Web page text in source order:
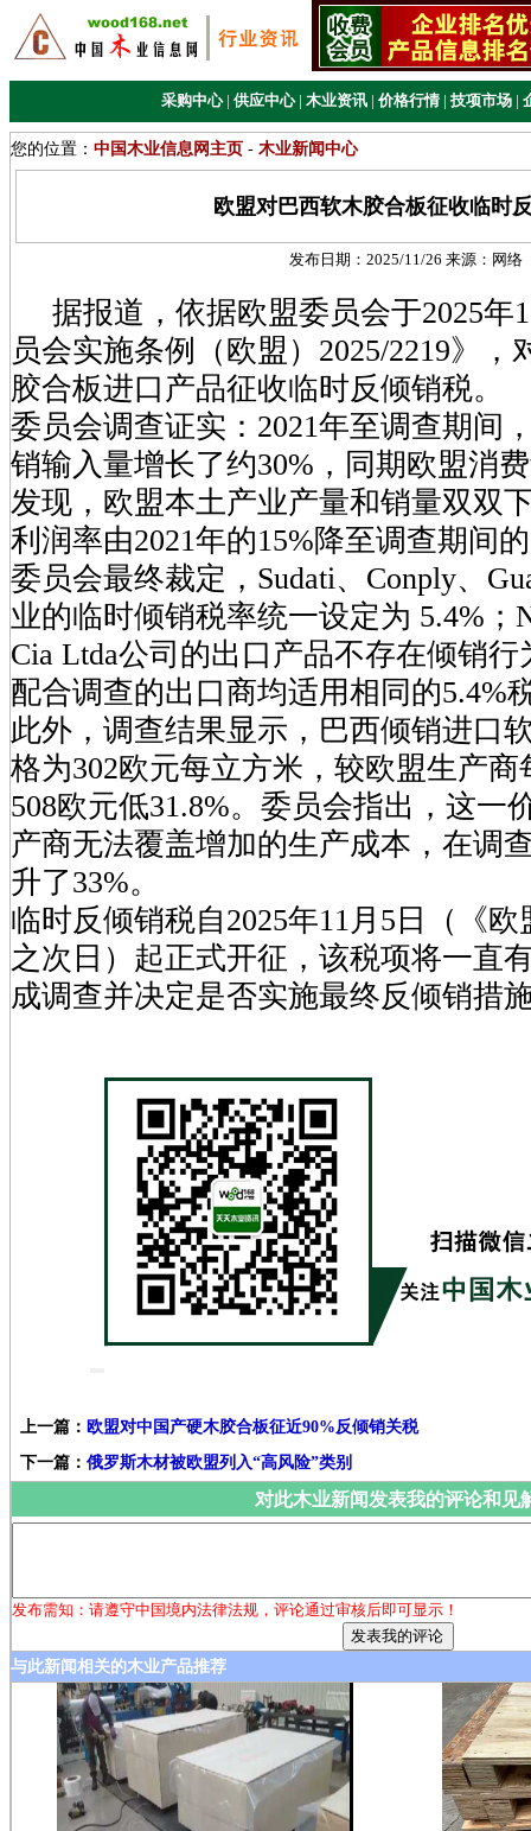
采购中心 | 供应中心 | 木业资讯 | 价格行情 | 技项市场 |
您的位置： 中国木业信息网主页 - 木业新闻中心
欧盟对巴西软木胶合板征收临时
发布日期： 2025/11/26 来源： 网络
据报道，依据欧盟委员会于2025年
员会实施条例（欧盟）2025/2219》，
胶合板进口产品征收临时反倾销税。
委员会调查证实：2021年至调查期间
销输入量增长了约30%，同期欧盟消
发现，欧盟本土产业产量和销量双双
利润率由2021年的15%降至调查期间
委员会最终裁定，Sudati、Conply、
业的临时倾销税率统一设定为 5.4%；
Cia Ltda公司的出口产品不存在倾销
配合调查的出口商均适用相同的5.4%
此外，调查结果显示，巴西倾销进口
格为302欧元每立方米，较欧盟生产
508欧元低31.8%。委员会指出，这一
产商无法覆盖增加的生产成本，在调
升了33%。
临时反倾销税自2025年11月5日（《
之次日）起正式开征，该税项将一直
成调查并决定是否实施最终反倾销措
上一篇： 欧盟对中国产硬木胶合板征近90%反倾销关税
下一篇： 俄罗斯木材被欧盟列入“高风险”类别
对此木业新闻发表我的评论和见
发布需知：请遵守中国境内法律法规，评论通过审核后即可显示！
与此新闻相关的木业产品推荐